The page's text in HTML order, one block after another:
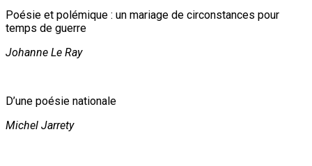
Poésie et polémique : un mariage de circonstances pour
temps de guerre
Johanne Le Ray
D’une poésie nationale
Michel Jarrety